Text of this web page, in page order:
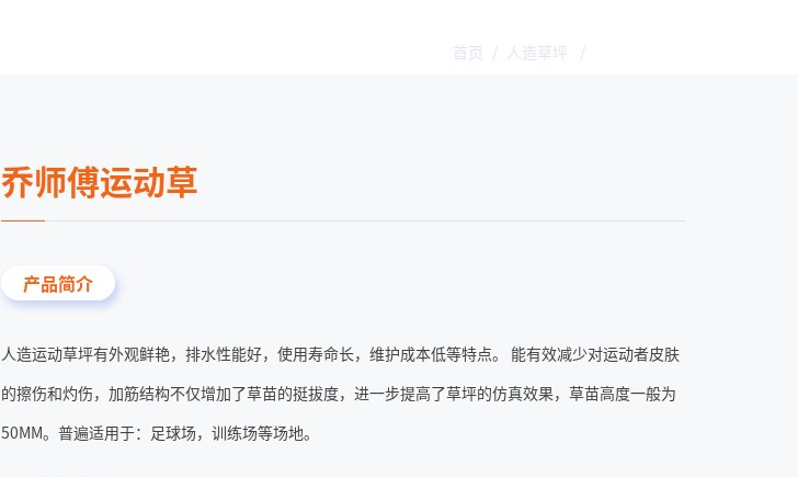
首页 / 人造草坪 /
乔师傅运动草
产品简介
人造运动草坪有外观鲜艳，排水性能好，使用寿命长，维护成本低等特点。 能有效减少对运动者皮肤
的擦伤和灼伤，加筋结构不仅增加了草苗的挺拔度，进一步提高了草坪的仿真效果，草苗高度一般为
50MM。普遍适用于：足球场，训练场等场地。